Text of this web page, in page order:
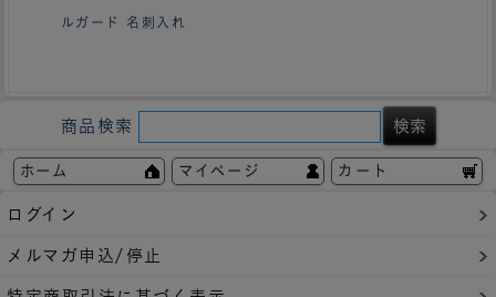
ルガード 名刺入れ
商品検索
ホーム マイページ カート
ログイン
メルマガ申込/停止